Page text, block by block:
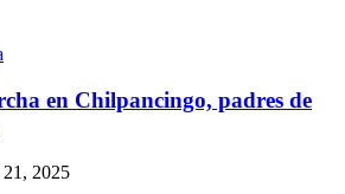
en Chilpancingo, padres de
21, 2025